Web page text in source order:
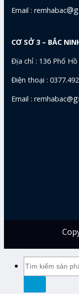
Email : remhabac
CƠ SỞ 3 – BẮC
Địa chỉ : 136 Phố
Điện thoại :
Email : remhabac@
Tìm